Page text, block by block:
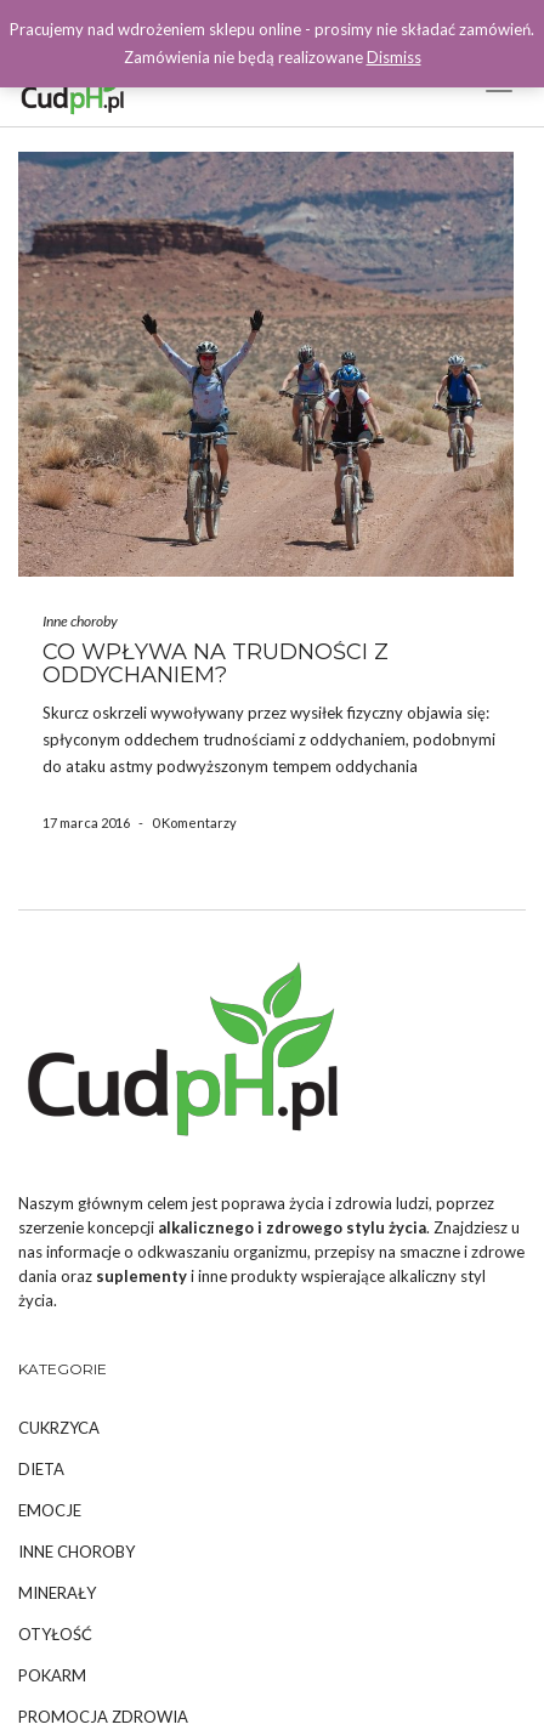
Facebook
Inne choroby
CO WPŁYWA NA TRUDNOŚCI Z
ODDYCHANIEM?
Skurcz oskrzeli wywoływany przez wysiłek fizyczny objawia się:
spłyconym oddechem trudnościami z oddychaniem, podobnymi
do ataku astmy podwyższonym tempem oddychania
dłuższym okresem regeneracji po wysiłku fizycznym napadowym
17 marca 2016 - 0 Komentarzy
Naszym głównym celem jest poprawa życia i zdrowia ludzi, poprzez
szerzenie koncepcji alkalicznego i zdrowego stylu życia. Znajdziesz u
nas informacje o odkwaszaniu organizmu, przepisy na smaczne i zdrowe
dania oraz suplementyi inne produkty wspierające alkaliczny styl
życia.
KATEGORIE
CUKRZYCA
DIETA
EMOCJE
INNE CHOROBY
MINERAŁY
OTYŁOŚĆ
POKARM
PROMOCJA ZDROWIA
Pracujemy nad wdrożeniem sklepu online - prosimy nie składać zamówień.
Zamówienia nie będą realizowaneDismiss